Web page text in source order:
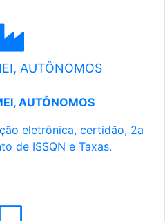
AUTÔNOMOS
AUTÔNOMOS
eletrônica, certidão, 2a
de ISSQN e Taxas.